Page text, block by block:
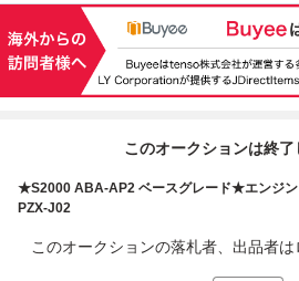
このオークションは終
★S2000 ABA-AP2 ベースグレード★エンジン
PZX-J02
このオークションの落札者、出品者は